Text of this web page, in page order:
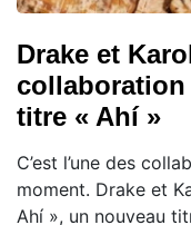
Drake et
collaboration
titre « Ahí »
C’est l’une des
moment. Drake et
Ahí », un nouveau